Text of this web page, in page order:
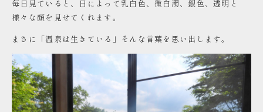
毎日見ていると、日によって乳白色、微白濁、銀色、透明と
様々な顔を見せてくれます。
まさに「温泉は生きている」そんな言葉を思い出します。